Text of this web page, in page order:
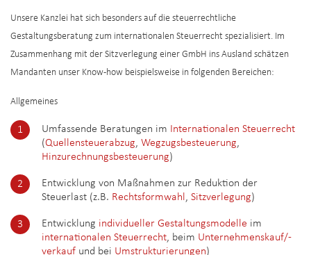
Unsere Kanzlei hat sich besonders auf die steuerrechtliche
Gestaltungsberatung zum internationalen Steuerrecht spezialisiert. Im
Zusammenhang mit der Sitzverlegung einer GmbH ins Ausland schätzen
Mandanten unser Know-how beispielsweise in folgenden Bereichen:
Allgemeines
Umfassende Beratungen im Internationalen Steuerrecht
(Quellensteuerabzug, Wegzugsbesteuerung,
Hinzurechnungsbesteuerung)
Entwicklung von Maßnahmen zur Reduktion der
Steuerlast (z.B. Rechtsformwahl , Sitzverlegung)
Entwicklung individueller Gestaltungsmodelle im
internationalen Steuerrecht, beim Unternehmenskauf/-
verkauf und bei Umstrukturierungen)